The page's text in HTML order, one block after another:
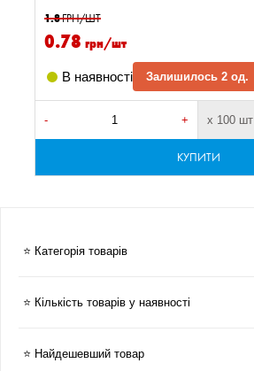
1.8ГРН/ШТ
0.78 грн/шт
В наявності Залишилось 2 од.
- + х 100 шт
КУПИТИ
⭐ Категорія товарів
⭐ Кількість товарів у наявності
⭐ Найдешевший товар